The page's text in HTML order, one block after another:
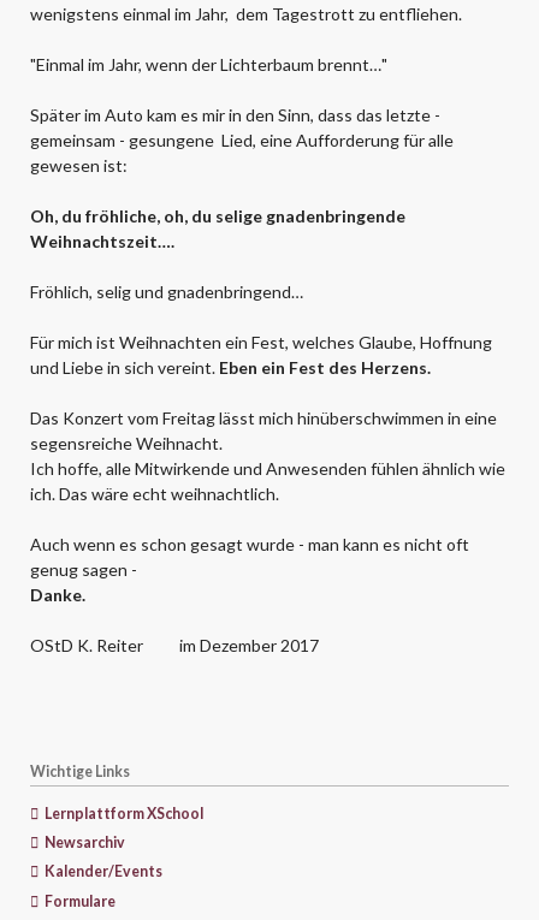
wenigstens einmal im Jahr, dem Tagestrott zu entfliehen.
"Einmal im Jahr, wenn der Lichterbaum brennt…"
Später im Auto kam es mir in den Sinn, dass das letzte -
gemeinsam - gesungene Lied, eine Aufforderung für alle
gewesen ist:
Oh, du fröhliche, oh, du selige gnadenbringende
Weihnachtszeit….
Fröhlich, selig und gnadenbringend…
Für mich ist Weihnachten ein Fest, welches Glaube, Hoffnung
und Liebe in sich vereint. Eben ein Fest des Herzens.
Das Konzert vom Freitag lässt mich hinüberschwimmen in eine
segensreiche Weihnacht.
Ich hoffe, alle Mitwirkende und Anwesenden fühlen ähnlich wie
ich. Das wäre echt weihnachtlich.
Auch wenn es schon gesagt wurde - man kann es nicht oft
genug sagen -
Danke.
OStD K. Reiter im Dezember 2017
Wichtige Links
Lernplattform XSchool
Newsarchiv
Kalender/Events
Formulare